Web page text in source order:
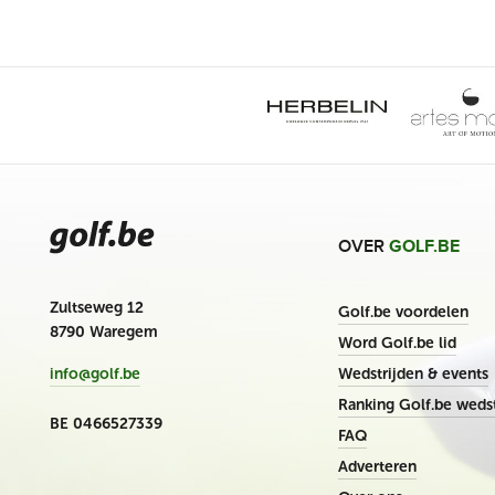
Zultseweg 12
8790 Waregem
info@golf.be
BE 0466527339
OVER GOLF.BE
Golf.be voordelen
Word Golf.be lid
Wedstrijden & events
Ranking Golf.be
FAQ
Adverteren